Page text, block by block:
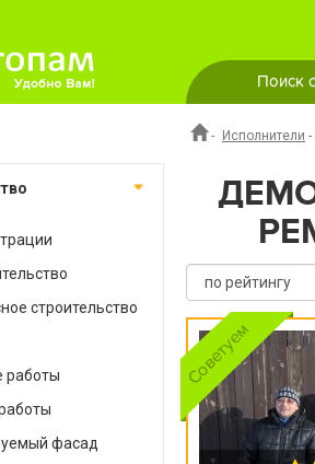
Поиск
строительство
работы
фасад
- Исполнители -